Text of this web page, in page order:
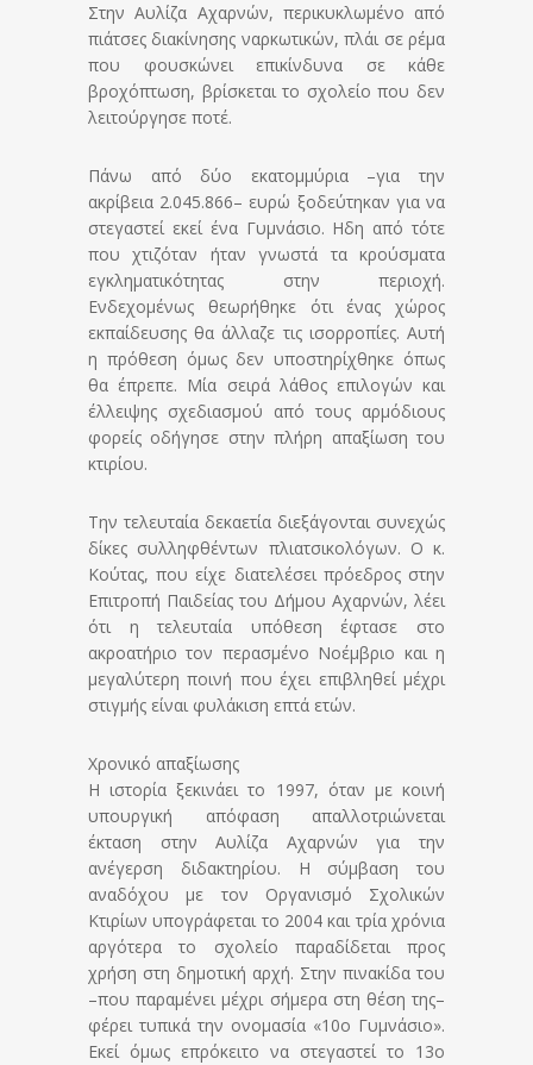
Στην Αυλίζα Αχαρνών, περικυκλωμένο από
πιάτσες διακίνησης ναρκωτικών, πλάι σε ρέμα
που φουσκώνει επικίνδυνα σε κάθε
βροχόπτωση, βρίσκεται το σχολείο που δεν
λειτούργησε ποτέ.
Πάνω από δύο εκατομμύρια –για την
ακρίβεια 2.045.866– ευρώ ξοδεύτηκαν για να
στεγαστεί εκεί ένα Γυμνάσιο. Ηδη από τότε
που χτιζόταν ήταν γνωστά τα κρούσματα
εγκληματικότητας στην περιοχή.
Ενδεχομένως θεωρήθηκε ότι ένας χώρος
εκπαίδευσης θα άλλαζε τις ισορροπίες. Αυτή
η πρόθεση όμως δεν υποστηρίχθηκε όπως
θα έπρεπε. Μία σειρά λάθος επιλογών και
έλλειψης σχεδιασμού από τους αρμόδιους
φορείς οδήγησε στην πλήρη απαξίωση του
κτιρίου.
Την τελευταία δεκαετία διεξάγονται συνεχώς
δίκες συλληφθέντων πλιατσικολόγων. Ο κ.
Κούτας, που είχε διατελέσει πρόεδρος στην
Επιτροπή Παιδείας του Δήμου Αχαρνών, λέει
ότι η τελευταία υπόθεση έφτασε στο
ακροατήριο τον περασμένο Νοέμβριο και η
μεγαλύτερη ποινή που έχει επιβληθεί μέχρι
στιγμής είναι φυλάκιση επτά ετών.
Χρονικό απαξίωσης
Η ιστορία ξεκινάει το 1997, όταν με κοινή
υπουργική απόφαση απαλλοτριώνεται
έκταση στην Αυλίζα Αχαρνών για την
ανέγερση διδακτηρίου. Η σύμβαση του
αναδόχου με τον Οργανισμό Σχολικών
Κτιρίων υπογράφεται το 2004 και τρία χρόνια
αργότερα το σχολείο παραδίδεται προς
χρήση στη δημοτική αρχή. Στην πινακίδα του
–που παραμένει μέχρι σήμερα στη θέση της–
φέρει τυπικά την ονομασία «10ο Γυμνάσιο».
Εκεί όμως επρόκειτο να στεγαστεί το 13ο